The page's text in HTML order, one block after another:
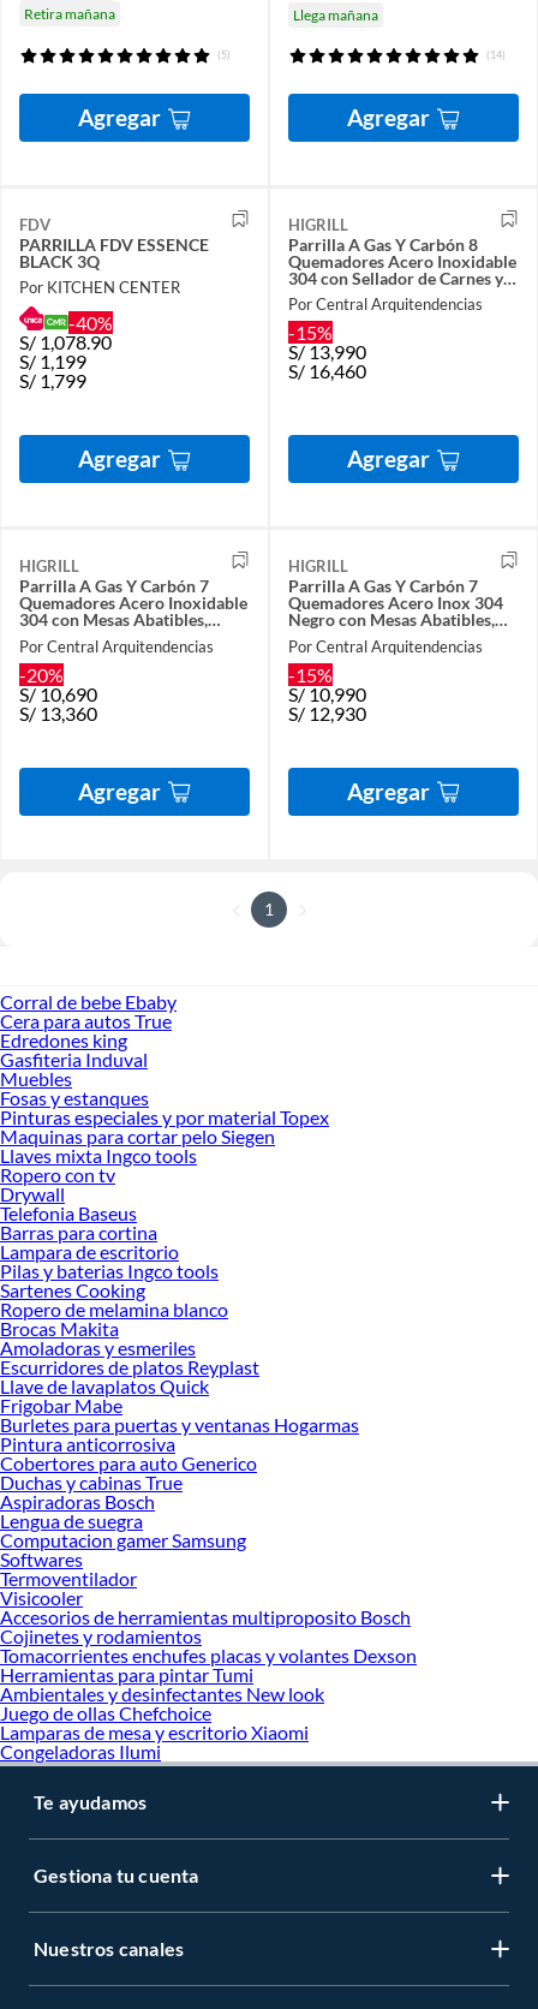
Retira mañana
(5)
Agregar
Llega mañana
(14)
Agregar
FDV
PARRILLA FDV ESSENCE
BLACK 3Q
Por KITCHEN CENTER
-40%
S/ 1,078.90
S/ 1,199
S/ 1,799
Agregar
HIGRILL
Parrilla A Gas Y Carbón 8
Quemadores Acero Inoxidable
304 con Sellador de Carnes y
Mesas Abatibles
Por Central Arquitendencias
-15%
S/ 13,990
S/ 16,460
Agregar
HIGRILL
Parrilla A Gas Y Carbón 7
Quemadores Acero Inoxidable
304 con Mesas Abatibles,
Rostizador y Plancha
Por Central Arquitendencias
-20%
S/10,690
S/ 13,360
Agregar
HIGRILL
Parrilla A Gas Y Carbón 7
Quemadores Acero Inox 304
Negro con Mesas Abatibles,
Rostizador y Plancha
Por Central Arquitendencias
-15%
S/10,990
S/ 12,930
Agregar
1
Corral de bebe Ebaby
Cera para autos True
Edredones king
Gasfiteria Induval
Muebles
Fosas y estanques
Pinturas especiales y por material Topex
Maquinas para cortar pelo Siegen
Llaves mixta Ingco tools
Ropero con tv
Drywall
Telefonia Baseus
Barras para cortina
Lampara de escritorio
Pilas y baterias Ingco tools
Sartenes Cooking
Ropero de melamina blanco
Brocas Makita
Amoladoras y esmeriles
Escurridores de platos Reyplast
Llave de lavaplatos Quick
Frigobar Mabe
Burletes para puertas y ventanas Hogarmas
Pintura anticorrosiva
Cobertores para auto Generico
Duchas y cabinas True
Aspiradoras Bosch
Lengua de suegra
Computacion gamer Samsung
Softwares
Termoventilador
Visicooler
Accesorios de herramientas multiproposito Bosch
Cojinetes y rodamientos
Tomacorrientes enchufes placas y volantes Dexson
Herramientas para pintar Tumi
Ambientales y desinfectantes New look
Juego de ollas Chefchoice
Lamparas de mesa y escritorio Xiaomi
Congeladoras Ilumi
Te ayudamos
Gestiona tu cuenta
Nuestros canales